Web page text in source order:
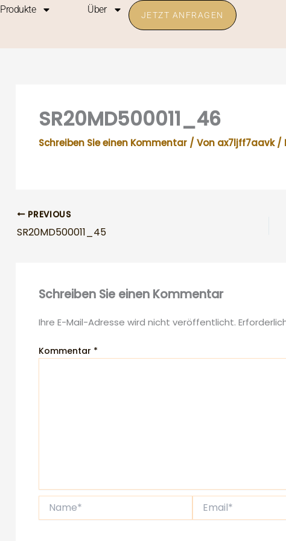
Produkte Über JETZT ANFRAGEN
SR20MD500011_46
Schreiben Sie einen Kommentar / Von ax7ljff7aavk/
PREVIOUS
SR20MD500011_45
Schreiben Sie einen Kommentar
Ihre E-Mail-Adresse wird nicht veröffentlicht.
Kommentar *